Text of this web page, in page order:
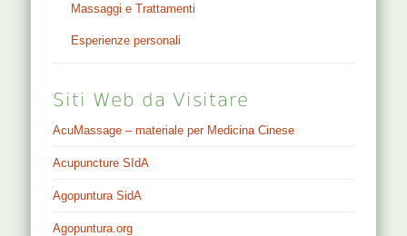
Massaggi e Trattamenti
Esperienze personali
Siti Web da Visitare
AcuMassage – materiale per Medicina Cinese
Acupuncture SIdA
Agopuntura SidA
Agopuntura.org